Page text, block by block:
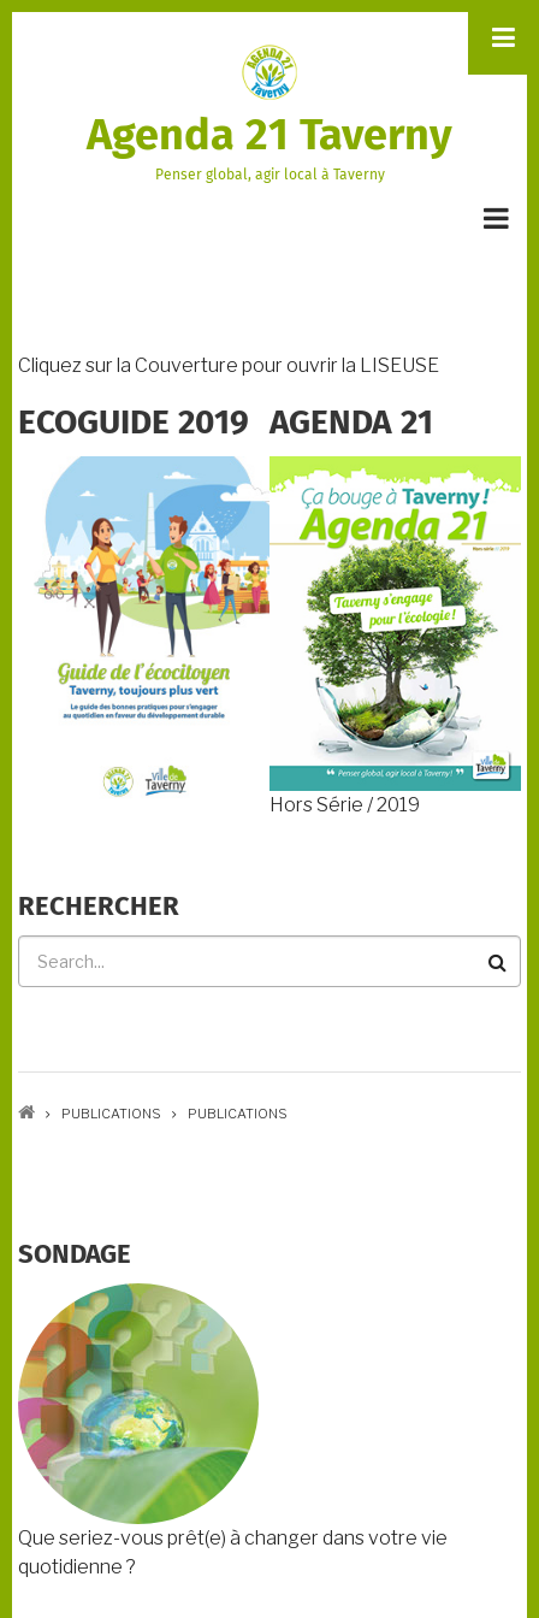
Aller
Agenda 21 Taverny
Penser global, agir local à Taverny
Cliquez sur la Couverture pour ouvrir la LISEUSE
ECOGUIDE 2019 AGENDA 21
Hors Série / 2019
RECHERCHER
D'ARIANE
PUBLICATIONS PUBLICATIONS
SONDAGE
Que seriez-vous prêt(e) à changer dans votre vie
quotidienne ?